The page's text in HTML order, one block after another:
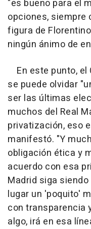
"es bueno para el
opciones, siempre
figura de
ningún ánimo de
En este punto, el
se puede olvidar
ser las últimas
muchos del Real
privatización, eso
manifestó. "Y
obligación ética y
acuerdo con esa
Madrid siga
lugar un 'poquito'
con transparencia
algo, irá en esa